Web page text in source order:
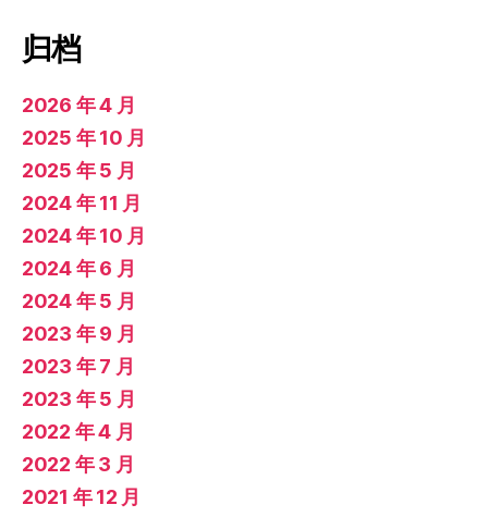
归档
2026 年 4 月
2025 年 10 月
2025 年 5 月
2024 年 11 月
2024 年 10 月
2024 年 6 月
2024 年 5 月
2023 年 9 月
2023 年 7 月
2023 年 5 月
2022 年 4 月
2022 年 3 月
2021 年 12 月